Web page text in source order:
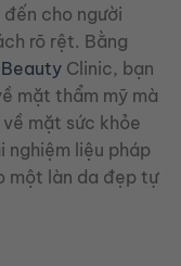
cho người
rõ rệt. Bằng
Clinic, bạn
mặt thẩm mỹ mà
mặt sức khỏe
nghiệm liệu pháp
một làn da đẹp tự